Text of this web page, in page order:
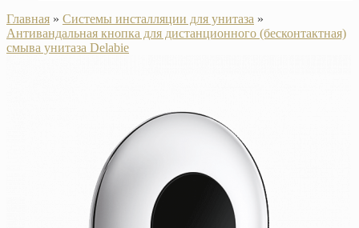
Главная » Системы инсталляции для унитаза »
Антивандальная кнопка для дистанционного (бесконтактная)
смыва унитаза Delabie